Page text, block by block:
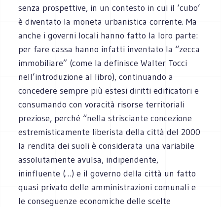
senza prospettive, in un contesto in cui il ‘cubo’
è diventato la moneta urbanistica corrente. Ma
anche i governi locali hanno fatto la loro parte:
per fare cassa hanno infatti inventato la “zecca
immobiliare” (come la definisce Walter Tocci
nell’introduzione al libro), continuando a
concedere sempre più estesi diritti edificatori e
consumando con voracità risorse territoriali
preziose, perché “nella strisciante concezione
estremisticamente liberista della città del 2000
la rendita dei suoli è considerata una variabile
assolutamente avulsa, indipendente,
ininfluente (…) e il governo della città un fatto
quasi privato delle amministrazioni comunali e
le conseguenze economiche delle scelte